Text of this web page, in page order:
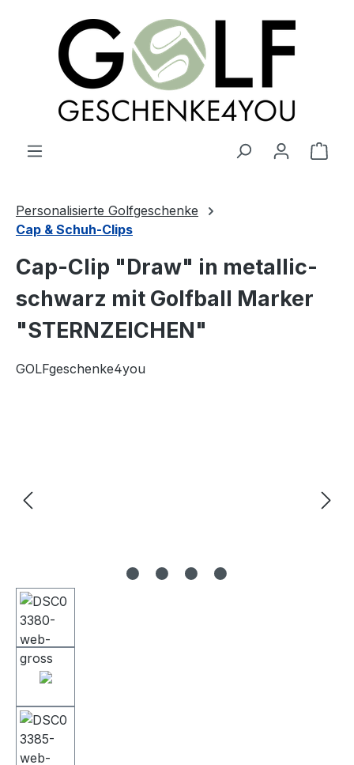
springen
Personalisierte Golfgeschenke
Cap & Schuh-Clips
Cap-Clip "Draw" in metallic-
schwarz mit Golfball Marker
"STERNZEICHEN"
GOLFgeschenke4you